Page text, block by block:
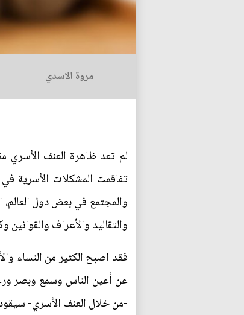
مروة الاسدي
لم تعد ظاهرة العنف الأسري
تفاقمت المشكلات الأسرية
والمجتمع في بعض دول العالم،
والتقاليد والأعراف والقوانين
فقد اصبح الكثير من النساء
عن أعين الناس وسمع وبصر
-من خلال العنف الأسري- سيقود